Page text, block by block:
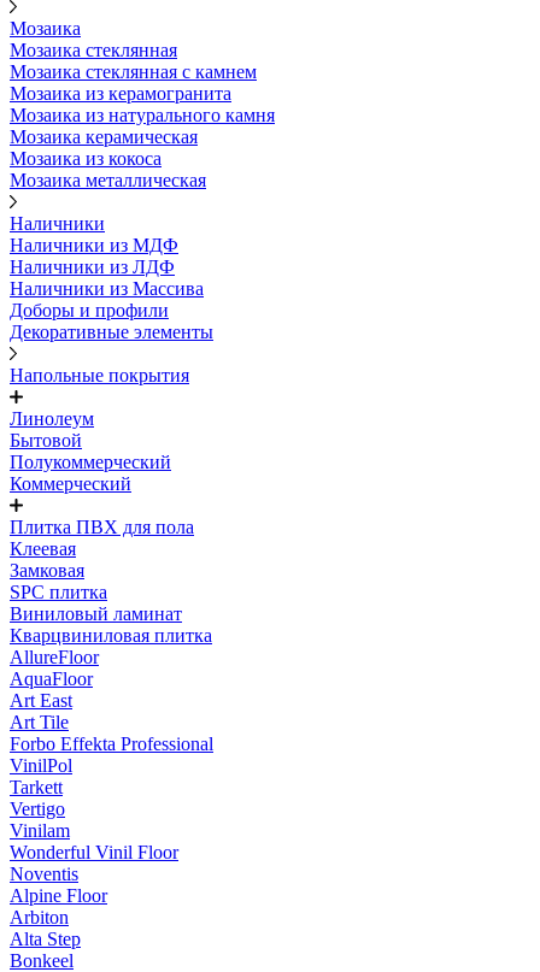
Мозаика
Мозаика стеклянная
Мозаика стеклянная с камнем
Мозаика из керамогранита
Мозаика из натурального камня
Мозаика керамическая
Мозаика из кокоса
Мозаика металлическая
Наличники
Наличники из МДФ
Наличники из ЛДФ
Наличники из Массива
Доборы и профили
Декоративные элементы
Напольные покрытия
Линолеум
Бытовой
Полукоммерческий
Коммерческий
Плитка ПВХ для пола
Клеевая
Замковая
SPC плитка
Виниловый ламинат
Кварцвиниловая плитка
AllureFloor
AquaFloor
Art East
Art Tile
Forbo Effekta Professional
VinilPol
Tarkett
Vertigo
Vinilam
Wonderful Vinil Floor
Noventis
Alpine Floor
Arbiton
Alta Step
Bonkeel